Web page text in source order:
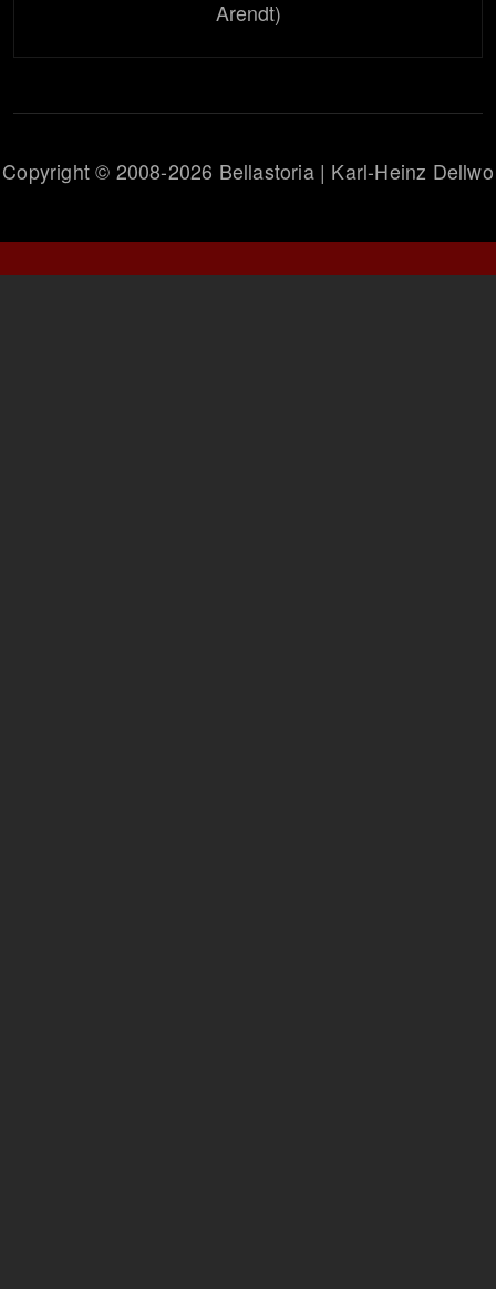
Arendt)
Copyright © 2008-2026 Bellastoria | Karl-Heinz Dellwo